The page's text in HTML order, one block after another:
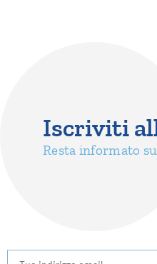
Iscriviti
Resta informato